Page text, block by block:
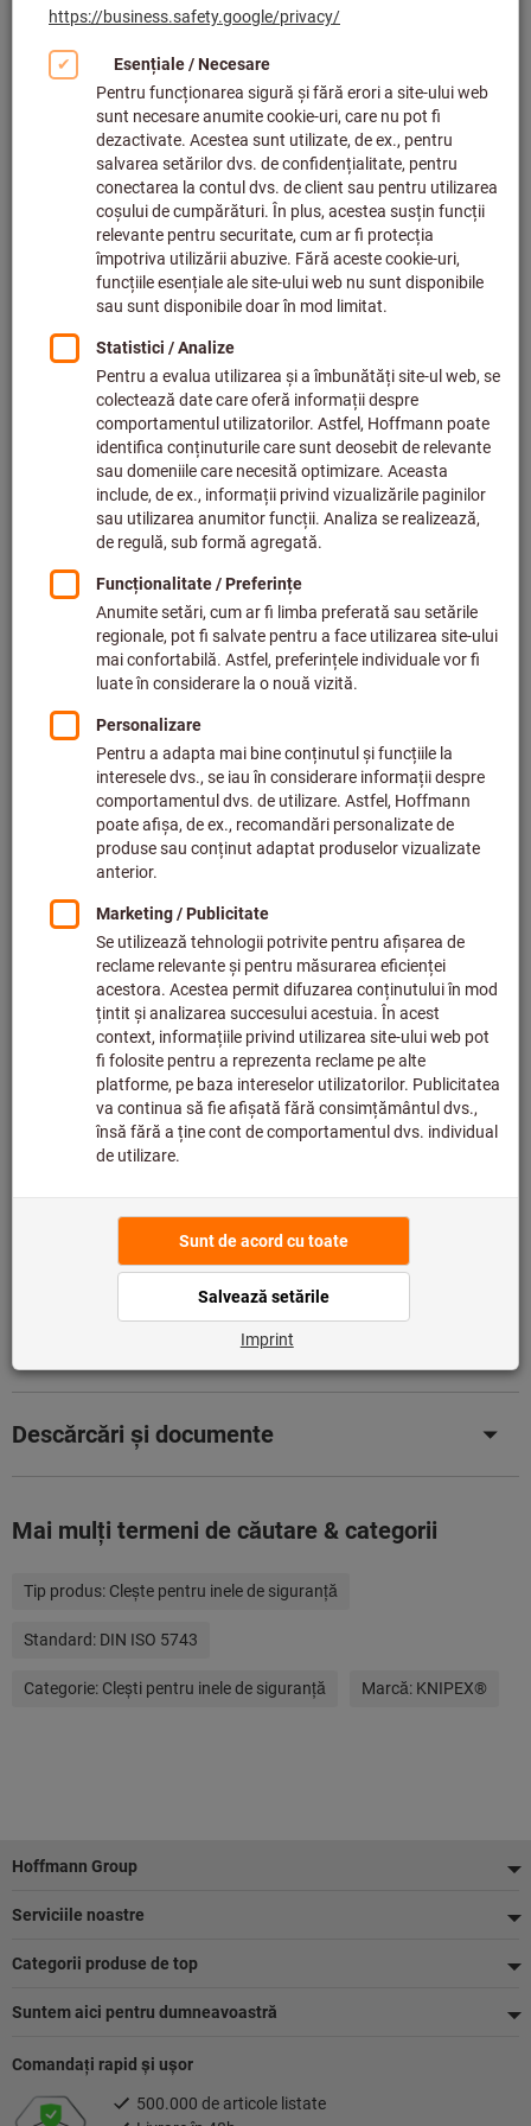
Faceți clic pentru a mări imaginea
Preț per 1 buc.
plus cost livrare
Prețuri individuale pentru clienții de afaceri după
conectare.
Termen de livrare estimat: 1-2 săptămâni Expedierea livrării
Vă rugăm să țineți cont de termenul de livrare și de
recomandări:
Comandăm acest articol pentru dvs. direct de la
producător, deoarece nu face parte din gama noastră
principală și, prin urmare, nu este în stocul nostru.Info
Detalii despre produs
Descărcări și documente
Mai mulţi termeni de căutare & categorii
Tip produs: Cleşte pentru inele de siguranţă
Standard: DIN ISO 5743
Categorie: Cleşti pentru inele de siguranţă Marcă: KNIPEX®
Footer
Hoffmann Group
Serviciile noastre
Categorii produse de top
Suntem aici pentru dumneavoastră
Comandaţi rapid şi uşor
500.000 de articole listate